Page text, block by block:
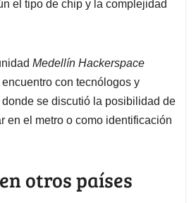
el tipo de chip y la complejidad
Medellín Hackerspace
con tecnólogos y
se discutió la posibilidad de
en el metro o como identificación
otros países